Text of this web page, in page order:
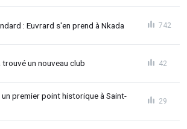
: Euvrard s'en prend à Nkada 742
trouvé un nouveau club 42
premier point historique à Saint-
29